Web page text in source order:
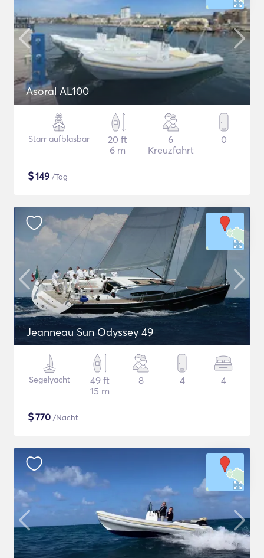
Asoral AL100
Starr aufblasbar
20 ft
6 m
6
Kreuzfahrt
0
$149 /Tag
Jeanneau Sun Odyssey 49
Segelyacht
49 ft
15 m
8 4 4
$770 /Nacht